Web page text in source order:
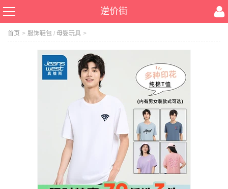
逆价街
首页 > 服饰鞋包 / 母婴玩具 >